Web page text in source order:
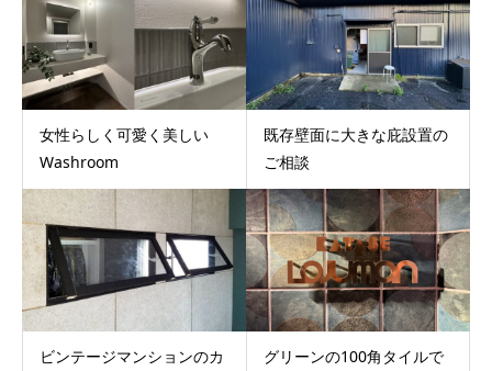
女性らしく可愛く美しい
Washroom
既存壁面に大きな庇設置の
ご相談
ビンテージマンションのカ
グリーンの100角タイルで